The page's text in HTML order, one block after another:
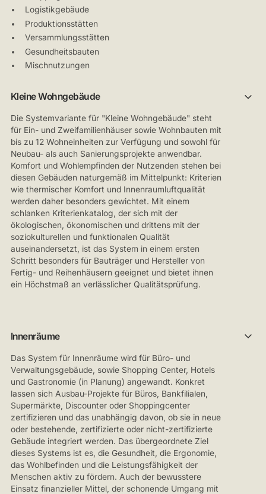
Logistikgebäude
Produktionsstätten
Versammlungsstätten
Gesundheitsbauten
Mischnutzungen
Kleine Wohngebäude
Die Systemvariante für "Kleine Wohngebäude" steht
für Ein- und Zweifamilienhäuser sowie Wohnbauten mit
bis zu 12 Wohneinheiten zur Verfügung und sowohl für
Neubau- als auch Sanierungsprojekte anwendbar.
Komfort und Wohlempfinden der Nutzenden stehen bei
diesen Gebäuden naturgemäß im Mittelpunkt: Kriterien
wie thermischer Komfort und Innenraumluftqualität
werden daher besonders gewichtet. Mit einem
schlanken Kriterienkatalog, der sich mit der
ökologischen, ökonomischen und drittens mit der
soziokulturellen und funktionalen Qualität
auseinandersetzt, ist das System in einem ersten
Schritt besonders für Bauträger und Hersteller von
Fertig- und Reihenhäusern geeignet und bietet ihnen
ein Höchstmaß an verlässlicher Qualitätsprüfung.
Innenräume
Das System für Innenräume wird für Büro- und
Verwaltungsgebäude, sowie Shopping Center, Hotels
und Gastronomie (in Planung) angewandt. Konkret
lassen sich Ausbau-Projekte für Büros, Bankfilialen,
Supermärkte, Discounter oder Shoppingcenter
zertifizieren und das unabhängig davon, ob sie in neue
oder bestehende, zertifizierte oder nicht-zertifizierte
Gebäude integriert werden. Das übergeordnete Ziel
dieses Systems ist es, die Gesundheit, die Ergonomie,
das Wohlbefinden und die Leistungsfähigkeit der
Menschen aktiv zu fördern. Auch der bewusstere
Einsatz finanzieller Mittel, der schonende Umgang mit